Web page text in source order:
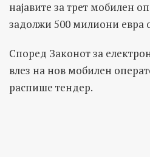
најавите за трет мобилен
задолжи 500 милиони евра
Според Законот за
влез на нов мобилен
распише тендер.